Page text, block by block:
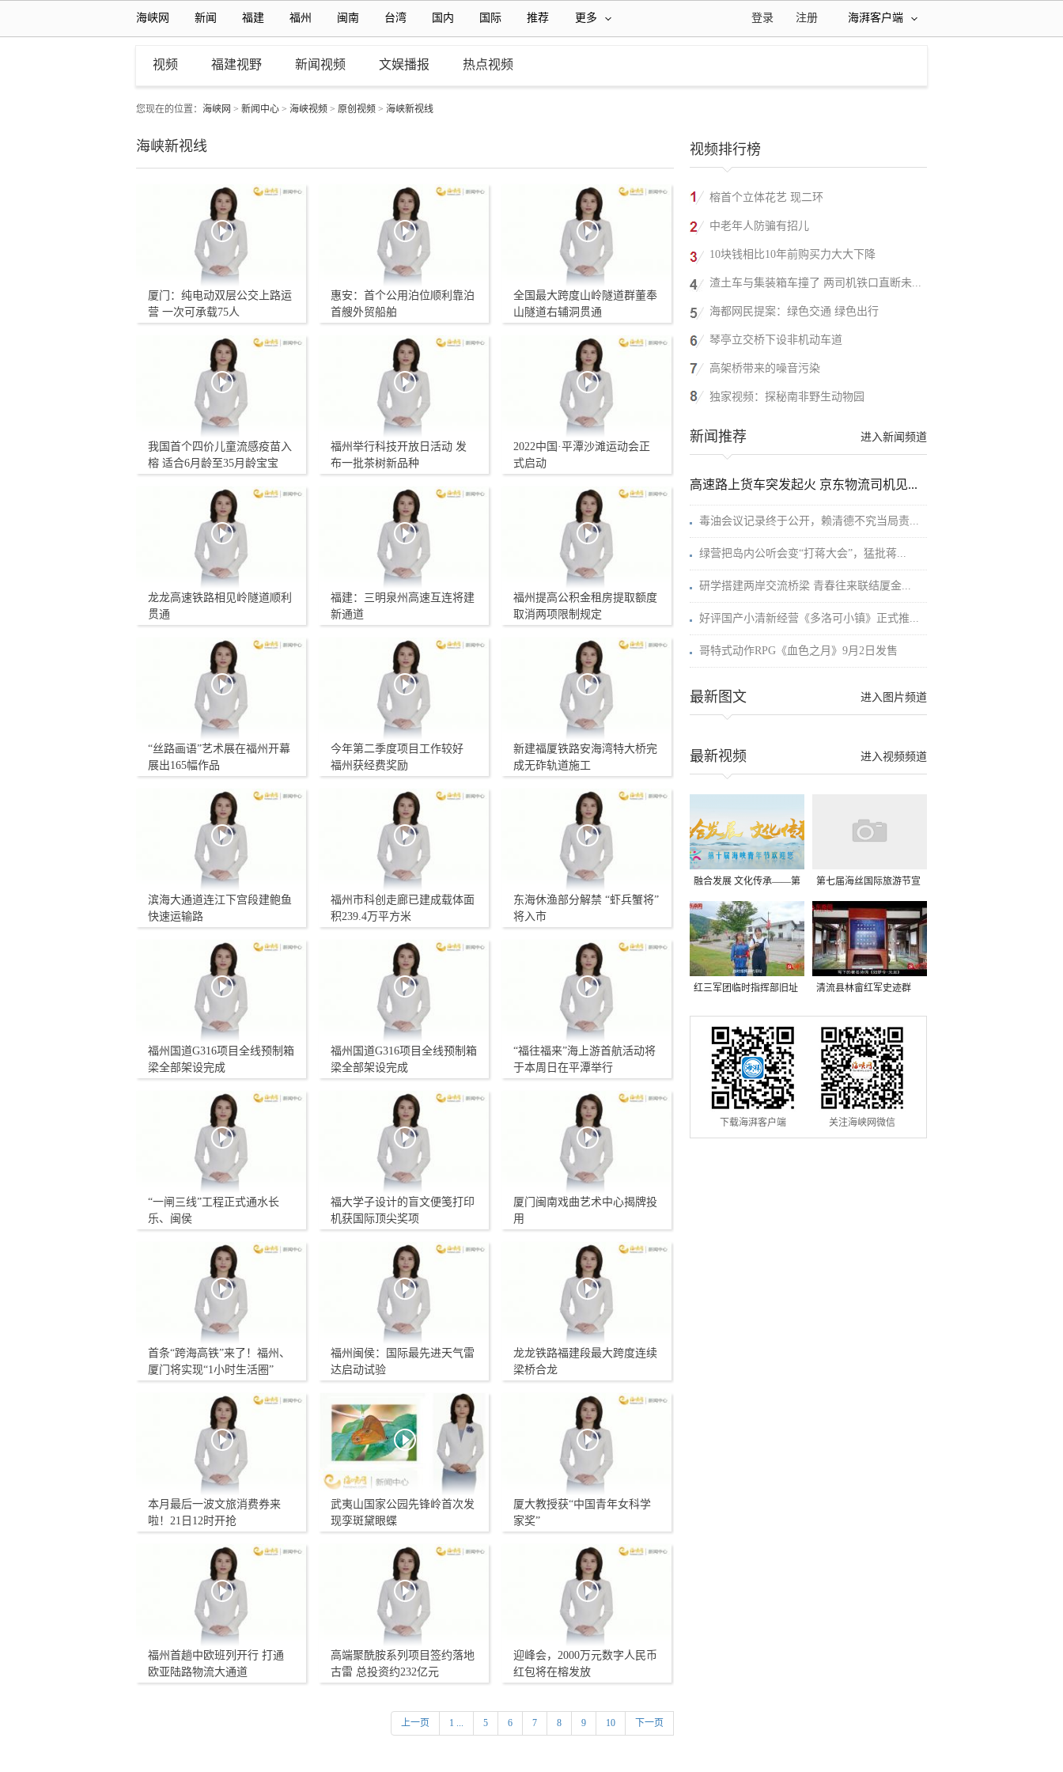
海峡网 新闻 福建 福州 闽南 台湾 国内 国际 推荐 更多 海湃客户端
注册
登录
视频 福建视野 新闻视频 文娱播报 热点视频
您现在的位置： 海峡网 > 新闻中心 > 海峡视频 > 原创视频 > 海峡新视线
海峡新视线
厦门：纯电动双层公交上路运
营 一次可承载75人
惠安：首个公用泊位顺利靠泊
首艘外贸船舶
全国最大跨度山岭隧道群董奉
山隧道右辅洞贯通
我国首个四价儿童流感疫苗入
榕 适合6月龄至35月龄宝宝
福州举行科技开放日活动 发
布一批茶树新品种
2022中国·平潭沙滩运动会正
式启动
龙龙高速铁路相见岭隧道顺利
贯通
福建：三明泉州高速互连将建
新通道
福州提高公积金租房提取额度
取消两项限制规定
“丝路画语”艺术展在福州开幕
展出165幅作品
今年第二季度项目工作较好
福州获经费奖励
新建福厦铁路安海湾特大桥完
成无砟轨道施工
滨海大通道连江下宫段建鲍鱼
快速运输路
福州市科创走廊已建成载体面
积239.4万平方米
东海休渔部分解禁 “虾兵蟹将”
将入市
福州国道G316项目全线预制箱
梁全部架设完成
福州国道G316项目全线预制箱
梁全部架设完成
“福往福来”海上游首航活动将
于本周日在平潭举行
“一闸三线”工程正式通水长
乐、闽侯
福大学子设计的盲文便笺打印
机获国际顶尖奖项
厦门闽南戏曲艺术中心揭牌投
用
首条“跨海高铁”来了！福州、
厦门将实现“1小时生活圈”
福州闽侯：国际最先进天气雷
达启动试验
龙龙铁路福建段最大跨度连续
梁桥合龙
本月最后一波文旅消费券来
啦！21日12时开抢
武夷山国家公园先锋岭首次发
现孪斑黛眼蝶
厦大教授获“中国青年女科学
家奖”
福州首趟中欧班列开行 打通
欧亚陆路物流大通道
高端聚酰胺系列项目签约落地
古雷 总投资约232亿元
迎峰会，2000万元数字人民币
红包将在榕发放
上一页 1 ... 5 6 7 8 9 10 下一页
视频排行榜
榕首个立体花艺 现二环
中老年人防骗有招儿
10块钱相比10年前购买力大大下降
渣土车与集装箱车撞了 两司机铁口直断未...
海都网民提案：绿色交通 绿色出行
琴亭立交桥下设非机动车道
高架桥带来的噪音污染
独家视频：探秘南非野生动物园
进入新闻频道
新闻推荐
高速路上货车突发起火 京东物流司机见...
毒油会议记录终于公开，赖清德不究当局责...
绿营把岛内公听会变“打蒋大会”，猛批蒋...
研学搭建两岸交流桥梁 青春往来联结厦金...
好评国产小清新经营《多洛可小镇》正式推...
哥特式动作RPG《血色之月》9月2日发售
进入图片频道
最新图文
进入视频频道
最新视频
融合发展 文化传承——第
十届海峡青年节宣传片
第七届海丝国际旅游节宣
传片
红三军团临时指挥部旧址 清流县林畲红军史迹群
下载海湃客户端 关注海峡网微信